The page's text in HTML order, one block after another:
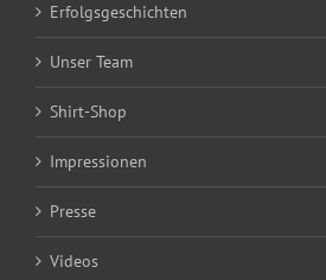
Erfolgsgeschichten
Unser Team
Shirt-Shop
Impressionen
Presse
Videos